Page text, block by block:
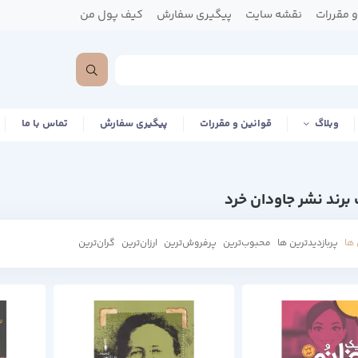
مقررات نقشه سایت پیگیری سفارش کیف پول من
وبلاگ قوانین و مقررات پیگیری سفارش تماس با ما
نشر جاودان خرد
ها پربازدیدترین ها محبوب‌‌ترین پرفروش‌ترین ارزان‌ترین گران‌ترین